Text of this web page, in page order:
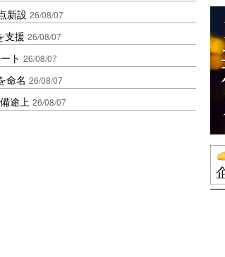
新設 26/08/07
支援 26/08/07
ト 26/08/07
命名 26/08/07
途上 26/08/07